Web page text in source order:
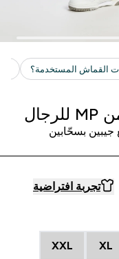
بسحّابين
تجربة افتراضية
XL
XXL